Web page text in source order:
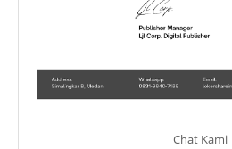
Chat Kami